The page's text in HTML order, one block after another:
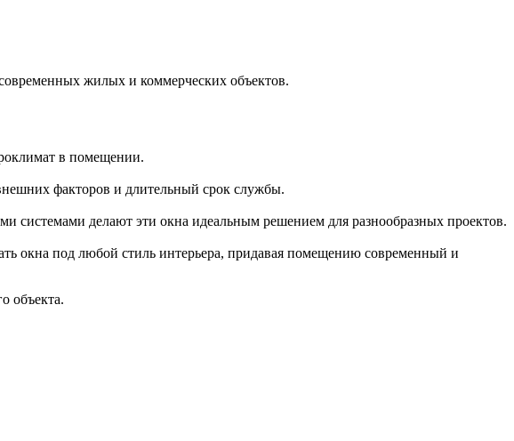
жилых и коммерческих объектов.
в помещении.
факторов и длительный срок службы.
системами делают эти окна идеальным решением для разнообразных проектов.
окна под любой стиль интерьера, придавая помещению современный и
объекта.